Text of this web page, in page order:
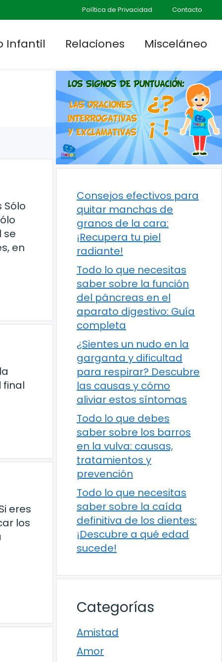
Política de Privacidad Contacto
Infantil Relaciones Misceláneo
Sólo
se
en
final
eres
los
Consejos efectivos para
quitar manchas de
granos de la cara:
¡Recupera tu piel
radiante!
Todo lo que necesitas
saber sobre la función
del páncreas en el
aparato digestivo: Guía
completa
¿Sientes un nudo en la
garganta y dificultad
para respirar? Descubre
las causas y cómo
aliviar estos síntomas
Todo lo que debes
saber sobre los barros
en la vulva: causas,
tratamientos y
prevención
Todo lo que necesitas
saber sobre la caída
definitiva de los dientes:
¡Descubre a qué edad
sucede!
Categorías
Amistad
Amor